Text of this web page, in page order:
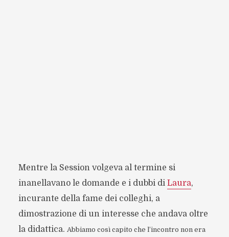
Mentre la Session volgeva al termine si
inanellavano le domande e i dubbi di Laura,
incurante della fame dei colleghi, a
dimostrazione di un interesse che andava oltre
la didattica. Abbiamo così capito che l’incontro non era